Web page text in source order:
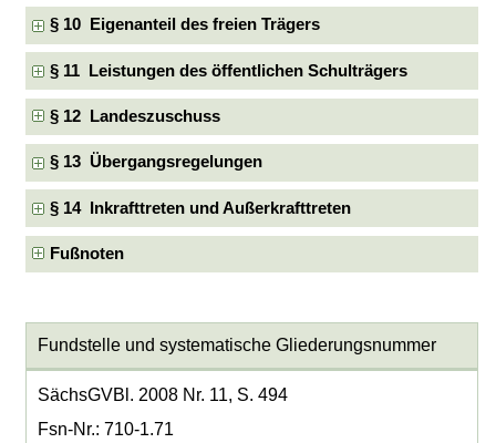
§ 10 Eigenanteil des freien Trägers
§ 11 Leistungen des öffentlichen Schulträgers
§ 12 Landeszuschuss
§ 13 Übergangsregelungen
§ 14 Inkrafttreten und Außerkrafttreten
Fußnoten
Fundstelle und systematische Gliederungsnummer
SächsGVBl. 2008 Nr. 11, S. 494
Fsn-Nr.: 710-1.71